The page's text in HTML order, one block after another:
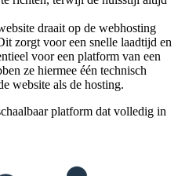
draait op de webhosting
zorgt voor een snelle laadtijd en
voor een platform van een
ze hiermee één technisch
website als de hosting.
platform dat volledig in